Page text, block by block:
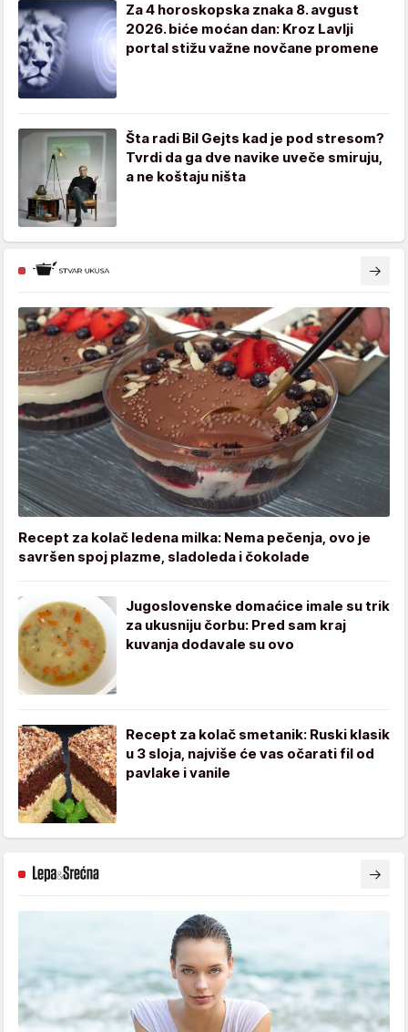
Za 4 horoskopska znaka 8. avgust
2026. biće moćan dan: Kroz Lavlji
portal stižu važne novčane promene
Šta radi Bil Gejts kad je pod stresom?
Tvrdi da ga dve navike uveče smiruju,
a ne koštaju ništa
Recept za kolač ledena milka: Nema pečenja, ovo je
savršen spoj plazme, sladoleda i čokolade
Jugoslovenske domaćice imale su trik
za ukusniju čorbu: Pred sam kraj
kuvanja dodavale su ovo
Recept za kolač smetanik: Ruski klasik
u 3 sloja, najviše će vas očarati fil od
pavlake i vanile